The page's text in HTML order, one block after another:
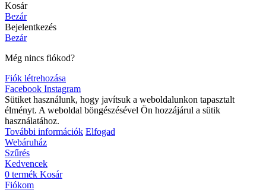
Kosár
Bezár
Bejelentkezés
Bezár
Még nincs fiókod?
Fiók létrehozása
Facebook Instagram
Sütiket használunk, hogy javítsuk a weboldalunkon tapasztalt
élményt. A weboldal böngészésével Ön hozzájárul a sütik
használatához.
További információk Elfogad
Webáruház
Szűrés
Kedvencek
0 termék Kosár
Fiókom